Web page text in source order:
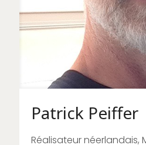
Patrick Peiffer
Réalisateur néerlandais,